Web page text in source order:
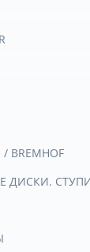
BREMHOF
ДИСКИ.